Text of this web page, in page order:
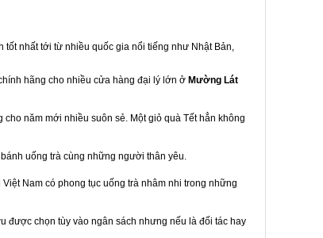
tốt nhất tới từ nhiều quốc gia nổi tiếng như Nhật Bản,
hãng cho nhiều cửa hàng đại lý lớn ở Mường Lát
năm mới nhiều suôn sẻ. Một giỏ quà Tết hẳn không
uống trà cùng những người thân yêu.
Nam có phong tục uống trà nhâm nhi trong những
được chọn tùy vào ngân sách nhưng nếu là đối tác hay